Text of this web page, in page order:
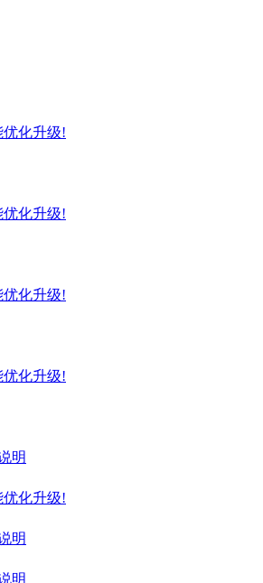
优化升级!
优化升级!
优化升级!
优化升级!
明
优化升级!
明
明